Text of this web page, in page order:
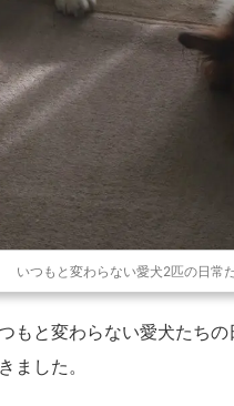
いつもと変わらない愛犬2匹の日常
もと変わらない愛犬たち
ました。